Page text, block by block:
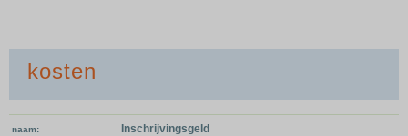
kosten
naam Inschrijvingsgeld